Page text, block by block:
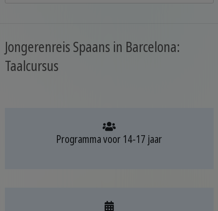
Jongerenreis Spaans in Barcelona:
Taalcursus
Programma voor 14-17 jaar